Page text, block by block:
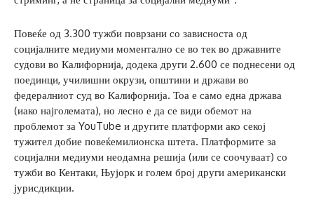
Повеќе од 3.300 тужби поврзани со зависноста од
социјалните медиуми моментално се во тек во државните
судови во Калифорнија, додека други 2.600 се поднесени од
поединци, училишни окрузи, општини и држави во
федералниот суд во Калифорнија. Тоа е само една држава
(иако најголемата), но лесно е да се види обемот на
проблемот за YouTube и другите платформи ако секој
тужител добие повеќемилионска штета. Платформите за
социјални медиуми неодамна решија (или се соочуваат) со
тужби во Кентаки, Њујорк и голем број други американски
јурисдикции.